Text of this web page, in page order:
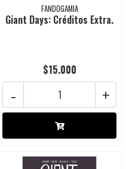
FANDOGAMIA
Giant Days: Créditos Extra.
$15.000
+
-